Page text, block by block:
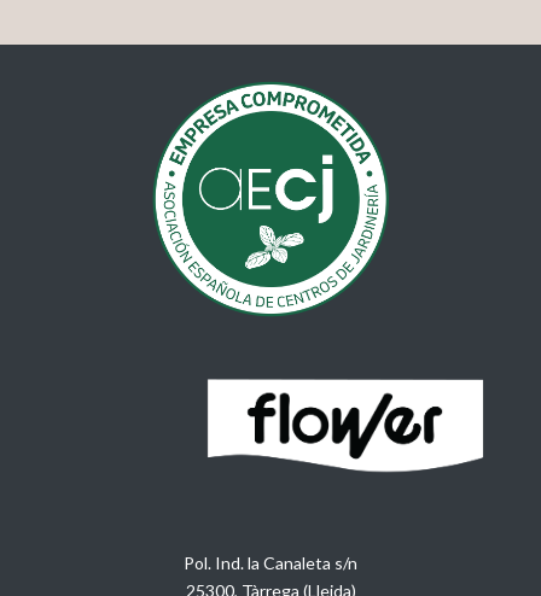
Pol. Ind. la Canaleta s/n
25300, Tàrrega (Lleida)